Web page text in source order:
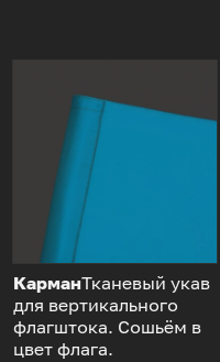
КарманТканевый укав
для вертикального
флагштока. Сошьём в
цвет флага.